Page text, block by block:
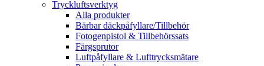
Tryckluftsverktyg
Alla produkter
Bärbar däckpåfyllare/Tillbehör
Fotogenpistol & Tillbehörssats
Färgsprutor
Luftpåfyllare & Lufttrycksmätare